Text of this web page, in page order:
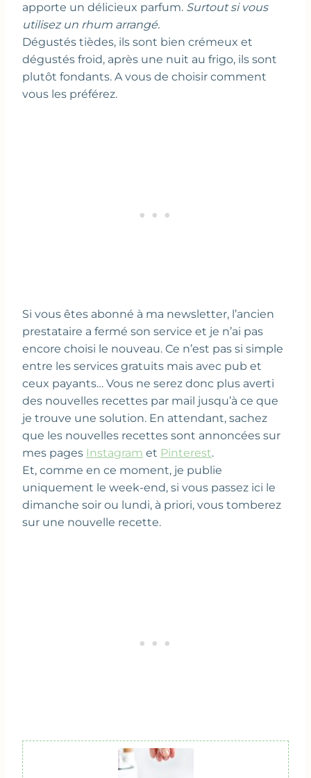
apporte un délicieux parfum. Surtout si vous
utilisez un rhum arrangé.
Dégustés tièdes, ils sont bien crémeux et
dégustés froid, après une nuit au frigo, ils sont
plutôt fondants. A vous de choisir comment
vous les préférez.
Si vous êtes abonné à ma newsletter, l’ancien
prestataire a fermé son service et je n’ai pas
encore choisi le nouveau. Ce n’est pas si simple
entre les services gratuits mais avec pub et
ceux payants… Vous ne serez donc plus averti
des nouvelles recettes par mail jusqu’à ce que
je trouve une solution. En attendant, sachez
que les nouvelles recettes sont annoncées sur
mes pages Instagram et Pinterest.
Et, comme en ce moment, je publie
uniquement le week-end, si vous passez ici le
dimanche soir ou lundi, à priori, vous tomberez
sur une nouvelle recette.